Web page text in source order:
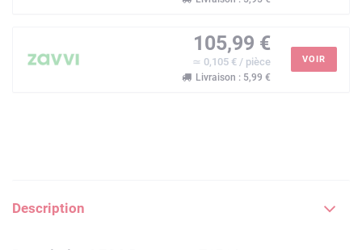
105,99 €
≃ 0,105 € / pièce
Livraison : 5,99 €
VOIR
Description